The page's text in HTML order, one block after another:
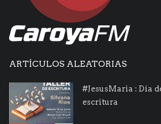
ARTÍCULOS ALEATORIAS
#JesusMaria : Día
escritura